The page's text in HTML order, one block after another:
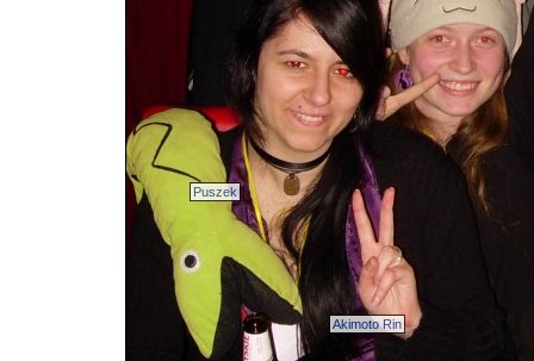
Akimoto Rin
Puszek